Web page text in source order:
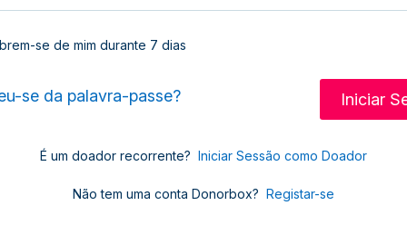
se de mim durante 7 dias
se da palavra-passe?
É um doador recorrente? Iniciar Sessão como Doador
Não tem uma conta Donorbox? Registar-se